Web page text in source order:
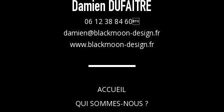
Damien DUFAITRE
06 12 38 84 60
damien@blackmoon-design.fr
www.blackmoon-design.fr
ACCUEIL
QUI SOMMES-NOUS ?